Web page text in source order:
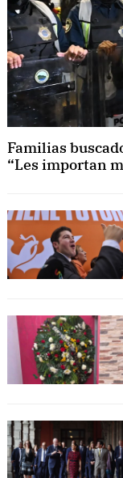
Familias
“Les importan